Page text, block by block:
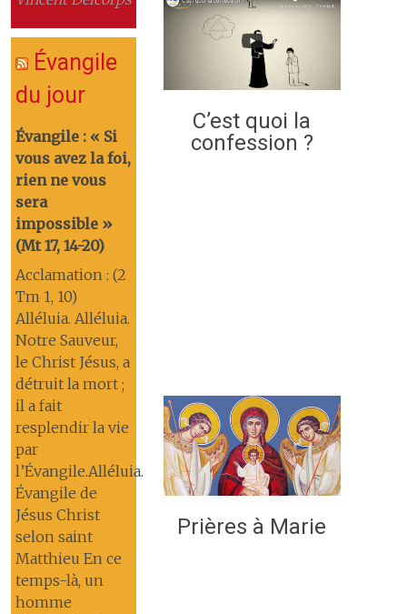
Évangile
du jour
Évangile : « Si
vous avez la foi,
rien ne vous
sera
impossible »
(Mt 17, 14-20)
Acclamation : (2
Tm 1, 10)
Alléluia. Alléluia.
Notre Sauveur,
le Christ Jésus, a
détruit la mort ;
il a fait
resplendir la vie
par
l’Évangile.Alléluia.
Évangile de
Jésus Christ
selon saint
Matthieu En ce
temps-là, un
homme
C’est quoi la
confession ?
Prières à Marie